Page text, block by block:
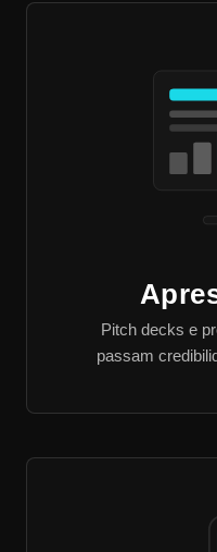
Pitch decks e
passam